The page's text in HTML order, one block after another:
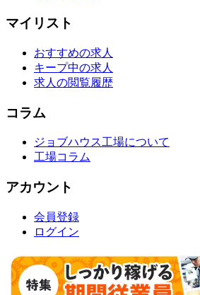
マイリスト
おすすめの求人
キープ中の求人
求人の閲覧履歴
コラム
ジョブハウス工場について
工場コラム
アカウント
会員登録
ログイン